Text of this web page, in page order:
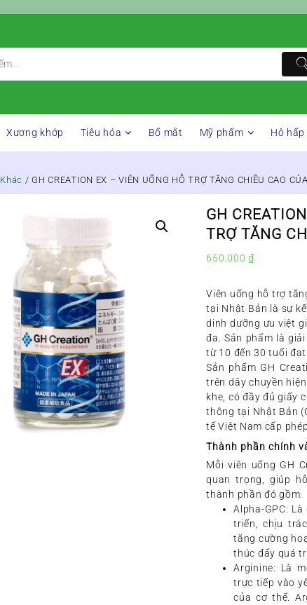
Xương khớp Tiêu hóa Bổ mắt Mỹ phẩm Hô hấp
Khác / GH CREATION EX – VIÊN UỐNG HỖ TRỢ TĂNG CHIỀU CAO
GH
TRỢ TĂNG
650.000 ₫
Viên uống hỗ trợ
tại Nhật Bản là sự
dinh dưỡng ưu việt
đa. Sản phẩm là
từ 10 đến 30 tuổi
Sản phẩm GH
trên dây chuyền
khe, có đầy đủ giấy
thông tại Nhật Bản
tế Việt Nam cấp
Thành phần chính
Mỗi viên uống GH
quan trọng, giúp
thành phần đó gồm:
Alpha-GPC:
triển, chịu
tăng cường
thúc đẩy quá
Arginine: Là
trực tiếp vào
của cơ thể.